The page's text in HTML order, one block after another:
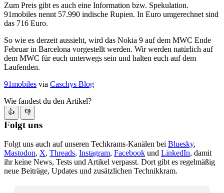
Zum Preis gibt es auch eine Information bzw. Spekulation.
91mobiles nennt 57.990 indische Rupien. In Euro umgerechnet sind
das 716 Euro.
So wie es derzeit aussieht, wird das Nokia 9 auf dem MWC Ende
Februar in Barcelona vorgestellt werden. Wir werden natürlich auf
dem MWC für euch unterwegs sein und halten euch auf dem
Laufenden.
91mobiles via Caschys Blog
Wie fandest du den Artikel?
👍 👎
Folgt uns
Folgt uns auch auf unseren Techkrams-Kanälen bei Bluesky,
Mastodon, X, Threads, Instagram, Facebook und LinkedIn, damit
ihr keine News, Tests und Artikel verpasst. Dort gibt es regelmäßig
neue Beiträge, Updates und zusätzlichen Technikkram.